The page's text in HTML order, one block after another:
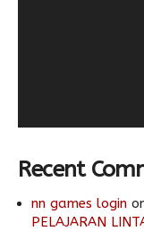
Recent
nn games login
PELAJARAN